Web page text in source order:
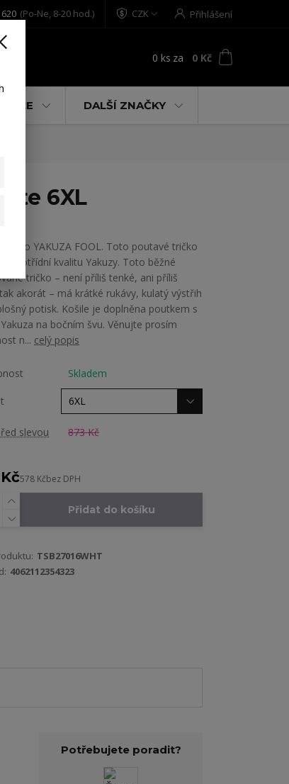
CZK Přihlášení
(Po-Ne, 8-20 hod.)
0 ks za 0 Kč
AKCE DALŠÍ ZNAČKY
6XL
tričko YAKUZA FOOL. Toto poutavé tričko
prvotřídní kvalitu Yakuzy. Toto běžné
tričko – není příliš tenké, ani příliš
akorát – má krátké rukávy, kulatý výstřih
potisk. Košile je doplněna poutkem s
na bočním švu. Věnujte prosím
n... celý popis
Skladem
slevou 873 Kč
578 Kčbez DPH
Přidat do košíku
TSB27016WHT
4062112354323
Potřebujete poradit?